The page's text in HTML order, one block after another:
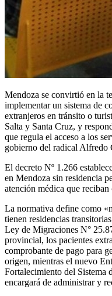
Mendoza se convirtió en la
implementar un sistema de
extranjeros en tránsito o
Salta y Santa Cruz, y
que regula el acceso a los
gobierno del radical Alfredo
El decreto Nº 1.266
en Mendoza sin residencia
atención médica que
La normativa define como
tienen residencias
Ley de Migraciones N°
provincial, los pacientes
comprobante de pago para
origen, mientras el nuevo
Fortalecimiento del Sistema
encargará de administrar y